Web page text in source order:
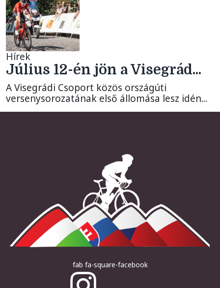
Hírek
Július 12-én jön a Visegrád...
A Visegrádi Csoport közös országúti
versenysorozatának első állomása lesz idén...
fab fa-square-facebook